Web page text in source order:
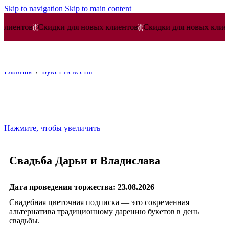
Skip to navigation Skip to main content
Скидки для новых клиентов Скидки для новых клиентов
Главная/ Букет невесты
Нажмите, чтобы увеличить
Свадьба Дарьи и Владислава
Дата проведения торжества: 23.08.2026
Свадебная цветочная подписка — это современная
альтернатива традиционному дарению букетов в день
свадьбы.